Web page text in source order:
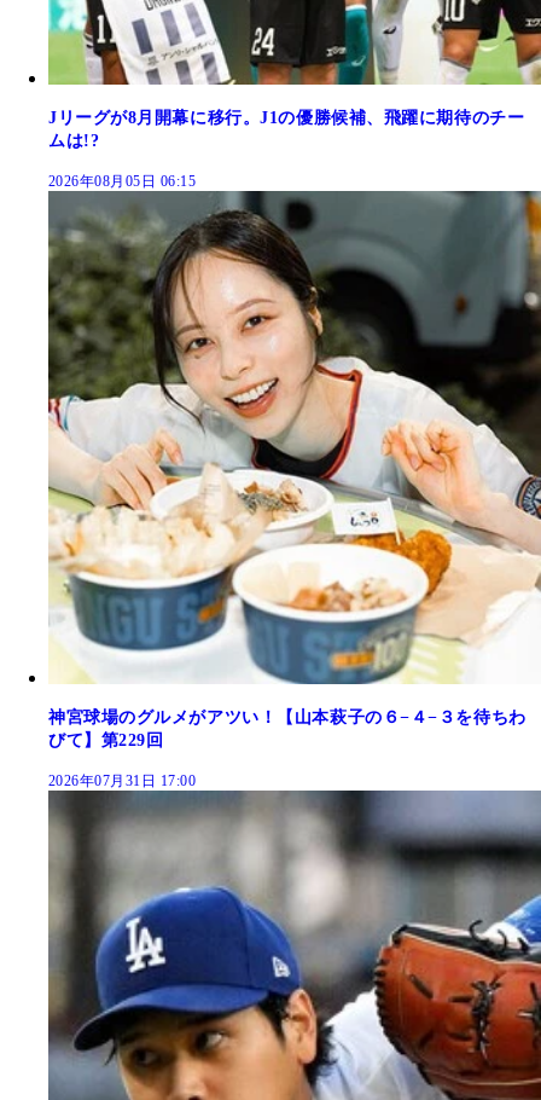
Jリーグが8月開幕に移行。J1の優勝候補、飛躍に期待のチー
ムは!?
2026年08月05日 06:15
神宮球場のグルメがアツい！【山本萩子の６−４−３を待ちわ
びて】第229回
2026年07月31日 17:00